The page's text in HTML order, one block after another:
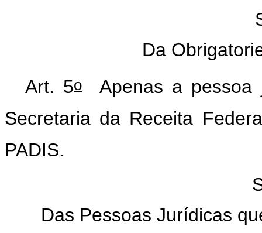
Da
Art. 5o Apenas a pessoa
Secretaria da Receita
PADIS.
Das Pessoas Jurídicas